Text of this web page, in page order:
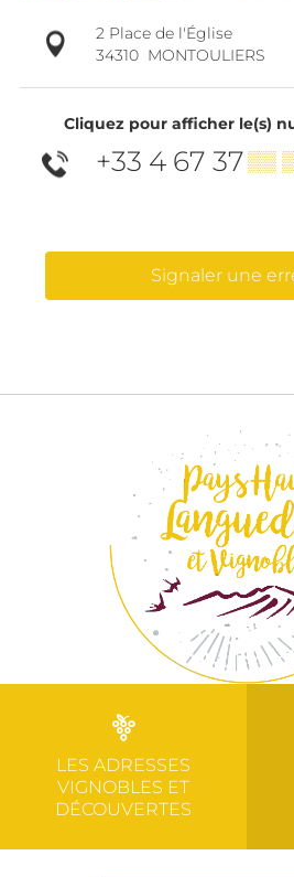
2 Place de l'Église
34310 MONTOULIERS
Cliquez pour afficher le(s)
+33 4 67 37▒▒
Signaler une
LES ADRESSES
VIGNOBLES ET
DÉCOUVERTES